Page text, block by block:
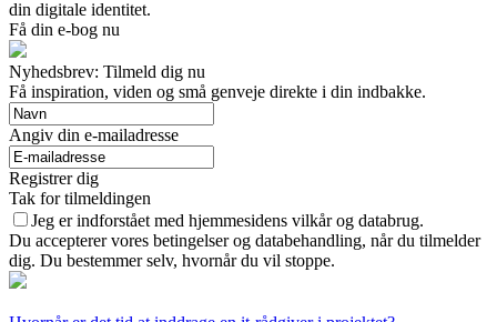
din digitale identitet.
Få din e-bog nu
Nyhedsbrev: Tilmeld dig nu
Få inspiration, viden og små genveje direkte i din indbakke.
Angiv din e-mailadresse
Registrer dig
Tak for tilmeldingen
Jeg er indforstået med hjemmesidens vilkår og databrug.
Du accepterer vores betingelser og databehandling, når du tilmelder
dig. Du bestemmer selv, hvornår du vil stoppe.